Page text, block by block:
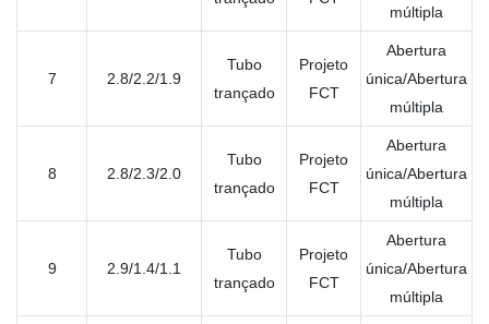
múltipla
7 2.8/2.2/1.9
Tubo
trançado
Projeto
FCT
Abertura
única/Abertura
múltipla
8 2.8/2.3/2.0
Tubo
trançado
Projeto
FCT
Abertura
única/Abertura
múltipla
9 2.9/1.4/1.1
Tubo
trançado
Projeto
FCT
Abertura
única/Abertura
múltipla